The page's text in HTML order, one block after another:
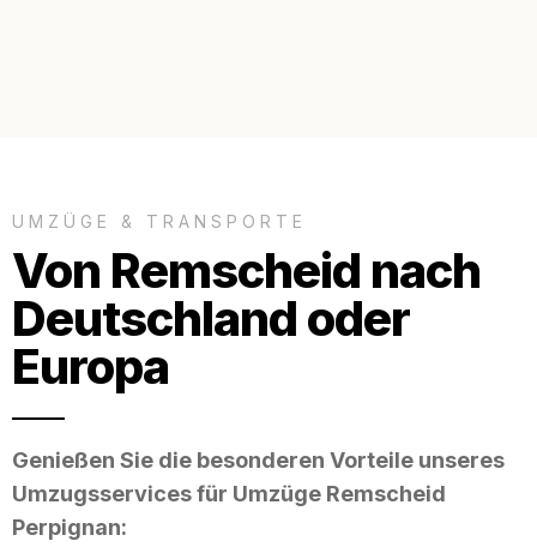
UMZÜGE & TRANSPORTE
Von Remscheid nach
Deutschland oder
Europa
Genießen Sie die besonderen Vorteile unseres
Umzugsservices für Umzüge Remscheid
Perpignan: